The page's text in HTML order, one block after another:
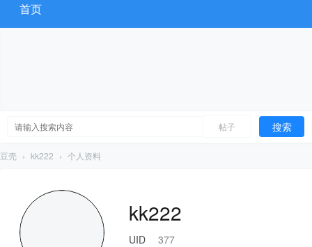
首页
帖子 搜索
豆壳 › kk222 › 个人资料
kk222
UID
377